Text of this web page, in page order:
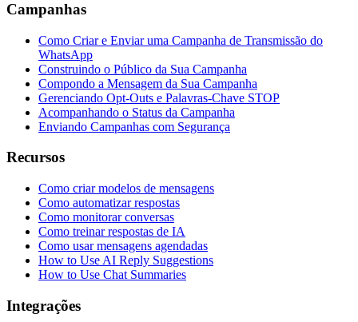
Campanhas
Como Criar e Enviar uma Campanha de Transmissão do
WhatsApp
Construindo o Público da Sua Campanha
Compondo a Mensagem da Sua Campanha
Gerenciando Opt-Outs e Palavras-Chave STOP
Acompanhando o Status da Campanha
Enviando Campanhas com Segurança
Recursos
Como criar modelos de mensagens
Como automatizar respostas
Como monitorar conversas
Como treinar respostas de IA
Como usar mensagens agendadas
How to Use AI Reply Suggestions
How to Use Chat Summaries
Integrações